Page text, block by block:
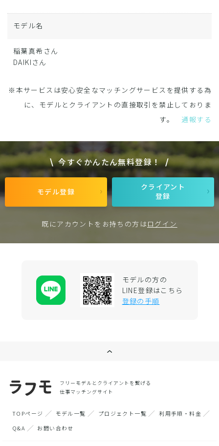
モデル名
稲葉真希さん
DAIKIさん
※本サービスは安心安全なマッチングサービスを提供する為
に、モデルとクライアントの直接取引を禁止しておりま
す。通報する
今すぐかんたん無料登録！
モデル登録
クライアント
登録
既にアカウントをお持ちの方はログイン
モデルの方の
LINE登録はこちら
登録の手順
フリーモデルとクライアントを繋げる
仕事マッチングサイト
TOPページ モデル一覧 プロジェクト一覧
利用手順・料金
Q&A
お問い合わせ